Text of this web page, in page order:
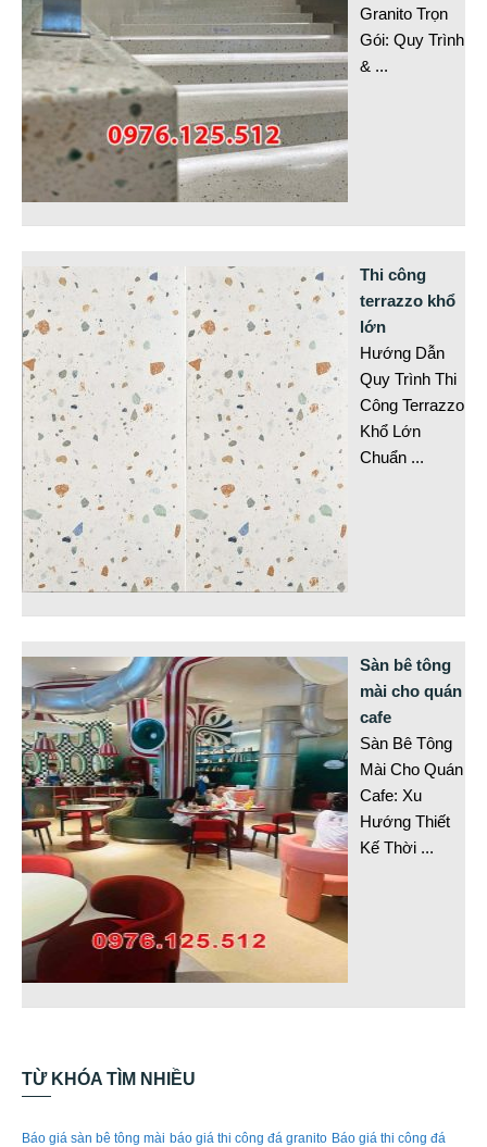
Granito Trọn
Gói: Quy Trình
& ...
Thi công
terrazzo khổ
lớn
Hướng Dẫn
Quy Trình Thi
Công Terrazzo
Khổ Lớn
Chuẩn ...
Sàn bê tông
mài cho quán
cafe
Sàn Bê Tông
Mài Cho Quán
Cafe: Xu
Hướng Thiết
Kế Thời ...
TỪ KHÓA TÌM NHIỀU
Báo giá sàn bê tông mài báo giá thi công đá granito Báo giá thi công đá